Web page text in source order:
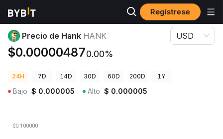
Regístrese
Precios de Criptomonedas Precio de Hank HANK
Precio de Hank HANK
$0.000004870.00%
USD
24H 7D 14D 30D 60D 200D 1Y
Bajo $ 0.000005 Alto $ 0.000005